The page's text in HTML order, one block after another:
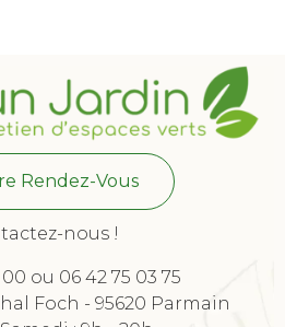
Rendez-Vous
nous !
ou 06 42 75 03 75
Foch - 95620 Parmain